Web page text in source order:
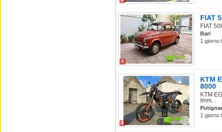
4
FIAT
FIAT
Bari
1 giorno
4
KTM
8000
KTM
Imm...
1 giorno